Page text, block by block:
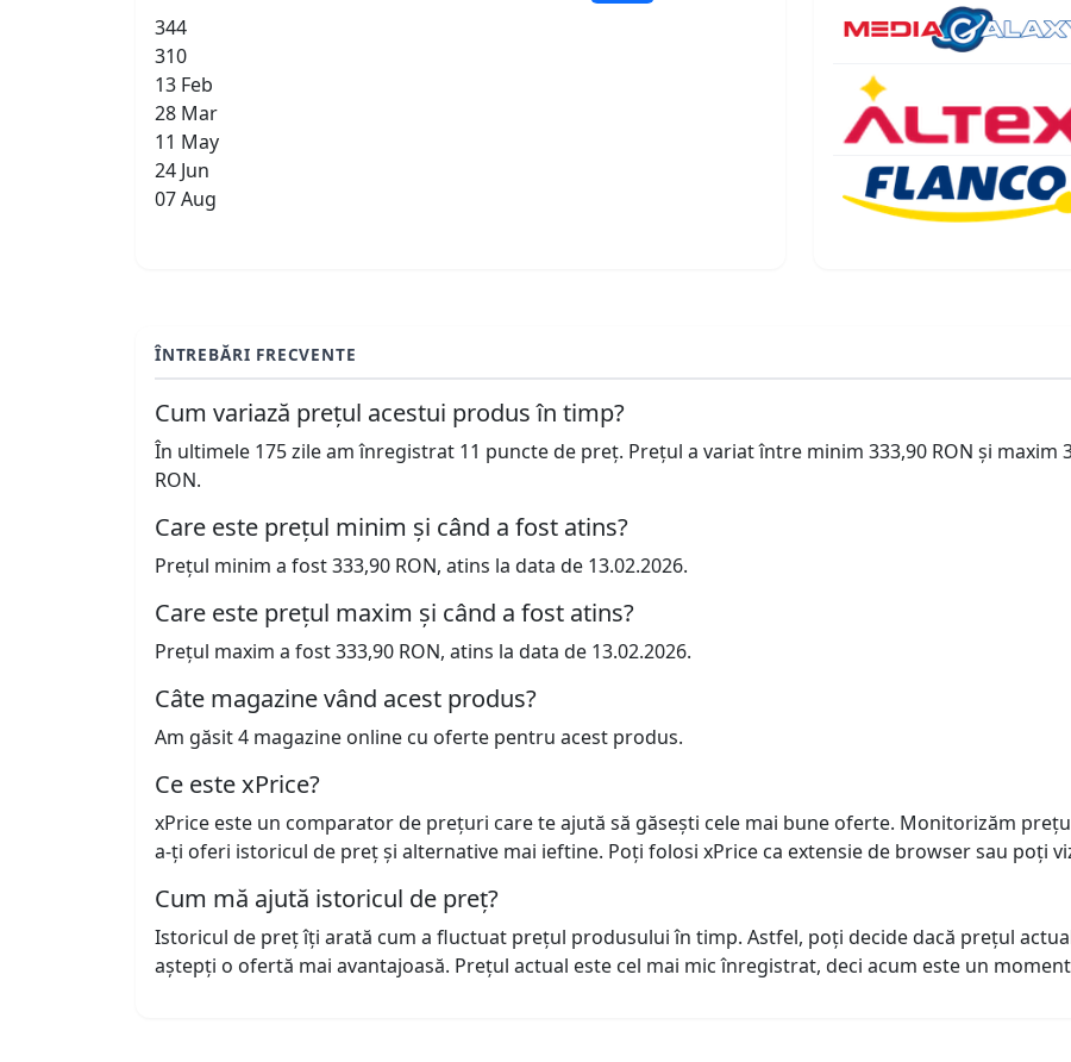
344
310
13 Feb
28 Mar
11 May
24 Jun
07 Aug
ÎNTREBĂRI FRECVENTE
Cum variază prețul acestui produs în timp?
În ultimele 175 zile am înregistrat 11 puncte de preț. Prețul a variat între minim 333,90 RON și maxim
RON.
Care este prețul minim și când a fost atins?
Prețul minim a fost 333,90 RON, atins la data de 13.02.2026.
Care este prețul maxim și când a fost atins?
Prețul maxim a fost 333,90 RON, atins la data de 13.02.2026.
Câte magazine vând acest produs?
Am găsit 4 magazine online cu oferte pentru acest produs.
Ce este xPrice?
xPrice este un comparator de prețuri care te ajută să găsești cele mai bune oferte. Monitorizăm
a-ți oferi istoricul de preț și alternative mai ieftine. Poți folosi xPrice ca extensie de browser sau poți
Cum mă ajută istoricul de preț?
Istoricul de preț îți arată cum a fluctuat prețul produsului în timp. Astfel, poți decide dacă prețul
aștepți o ofertă mai avantajoasă. Prețul actual este cel mai mic înregistrat, deci acum este un